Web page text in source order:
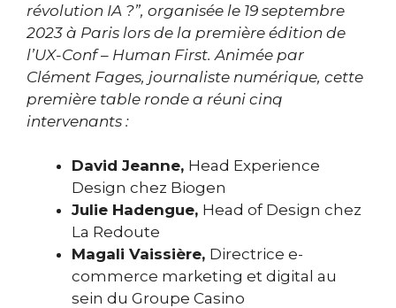
révolution IA ?”, organisée le 19 septembre
2023 à Paris lors de la première édition de
l’UX-Conf – Human First. Animée par
Clément Fages, journaliste numérique, cette
première table ronde a réuni cinq
intervenants :
David Jeanne, Head Experience
Design chez Biogen
Julie Hadengue, Head of Design chez
La Redoute
Magali Vaissière, Directrice e-
commerce marketing et digital au
sein du Groupe Casino